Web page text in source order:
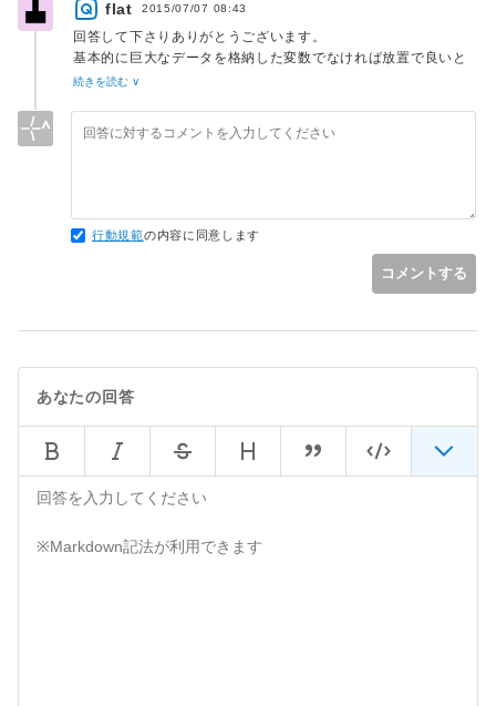
flat 2015/07/07 08:43
回答して下さりありがとうございます。
基本的に巨大なデータを格納した変数でなければ放置で良いと
いう事なのですね。
ていませんが、理解出来る様になりましたら参考にしたいと思
続きを読む ∨
行動規範の内容に同意します
コメントする
あなたの回答